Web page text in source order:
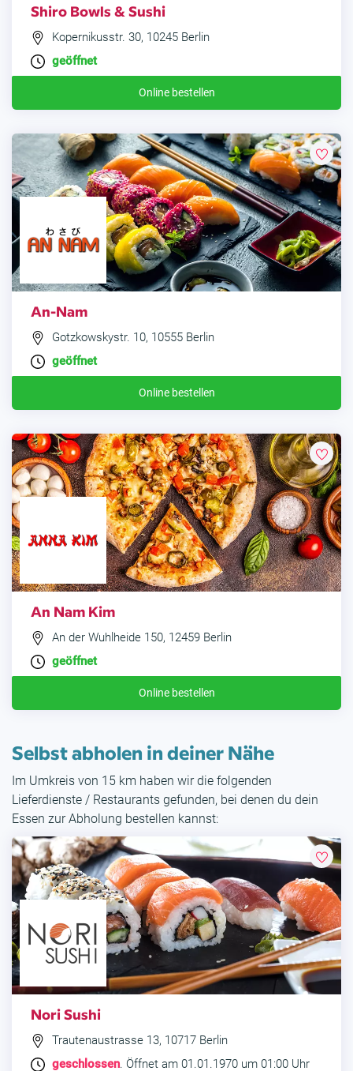
Shiro Bowls & Sushi
Kopernikusstr. 30, 10245 Berlin
geöffnet
Online bestellen
An-Nam
Gotzkowskystr. 10, 10555 Berlin
geöffnet
Online bestellen
An Nam Kim
An der Wuhlheide 150, 12459 Berlin
geöffnet
Online bestellen
Selbst abholen in deiner Nähe
Im Umkreis von 15 km haben wir die folgenden
Lieferdienste / Restaurants gefunden, bei denen du dein
Essen zur Abholung bestellen kannst:
Nori Sushi
Trautenaustrasse 13, 10717 Berlin
geschlossen. Öffnet am 01.01.1970 um 01:00 Uhr